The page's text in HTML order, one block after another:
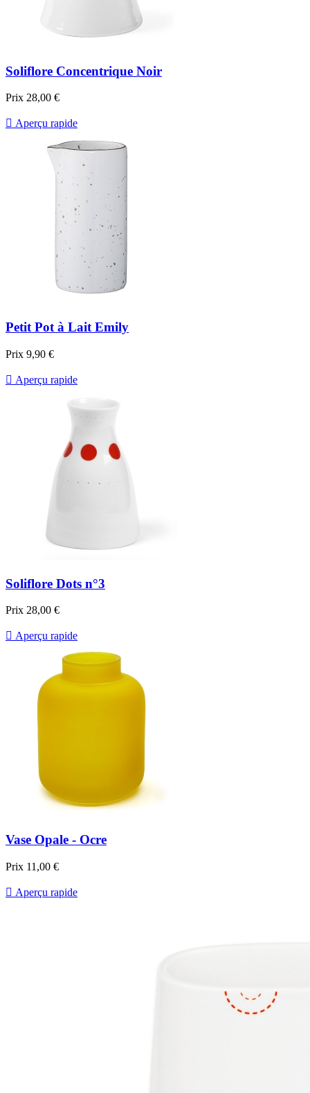
Soliflore Concentrique Noir
Prix 28,00 €
 Aperçu rapide
Petit Pot à Lait Emily
Prix 9,90 €
 Aperçu rapide
Soliflore Dots n°3
Prix 28,00 €
 Aperçu rapide
Vase Opale - Ocre
Prix 11,00 €
 Aperçu rapide